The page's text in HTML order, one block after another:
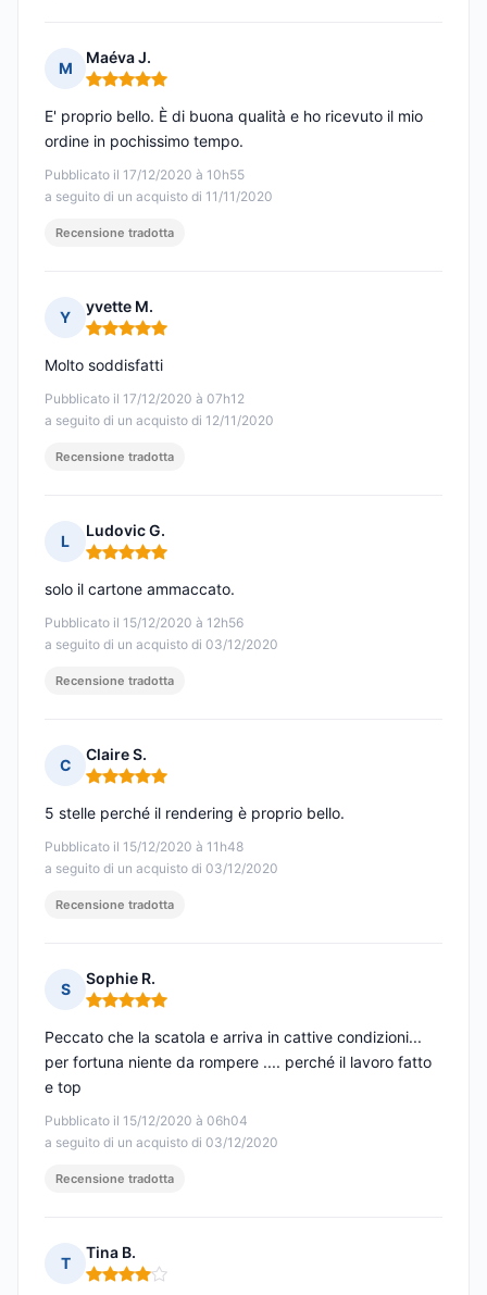
M
Maéva J.
Nota: 5 su 5
Pubblicato il 17/12/2020 à 10h55
a seguito di un acquisto di 11/11/2020
E' proprio bello. È di buona qualità e ho ricevuto il mio
ordine in pochissimo tempo.
Recensione tradotta
Y
yvette M.
Nota: 5 su 5
Pubblicato il 17/12/2020 à 07h12
a seguito di un acquisto di 12/11/2020
Molto soddisfatti
Recensione tradotta
L
Ludovic G.
Nota: 5 su 5
Pubblicato il 15/12/2020 à 12h56
a seguito di un acquisto di 03/12/2020
solo il cartone ammaccato.
Recensione tradotta
C
Claire S.
Nota: 5 su 5
Pubblicato il 15/12/2020 à 11h48
a seguito di un acquisto di 03/12/2020
5 stelle perché il rendering è proprio bello.
Recensione tradotta
S
Sophie R.
Nota: 5 su 5
Pubblicato il 15/12/2020 à 06h04
a seguito di un acquisto di 03/12/2020
Peccato che la scatola e arriva in cattive condizioni...
per fortuna niente da rompere .... perché il lavoro fatto
e top
Recensione tradotta
T
Tina B.
Nota: 4 su 5